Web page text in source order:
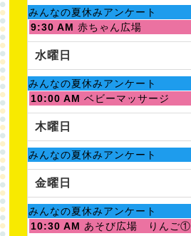
月
1st
2026
土
曜
日,
月
1st
2026
みんなの夏休みアンケート
火
曜
日,
月
4th
2026
9:30 AM 赤ちゃん広場
水曜日
土
曜
日,
月
1st
2026
みんなの夏休みアンケート
水
曜
日,
月
5th
2026
10:00 AM ベビーマッサージ
木曜日
土
曜
日,
月
1st
2026
みんなの夏休みアンケート
金曜日
土
曜
みんなの夏休みアンケート
金
10:30 AM あそび広場 りんご①